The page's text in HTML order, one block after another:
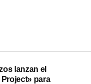
lanzan el
para